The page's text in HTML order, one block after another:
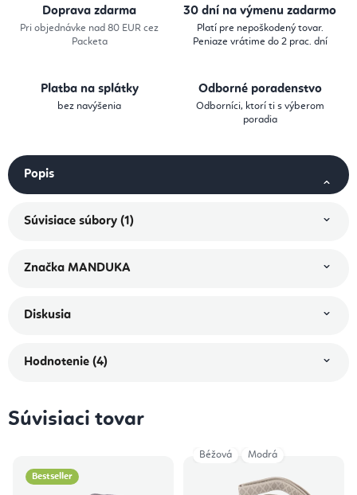
Doprava zdarma
Pri objednávke nad 80 EUR cez
Packeta
30 dní na výmenu zadarmo
Platí pre nepoškodený tovar.
Peniaze vrátime do 2 prac. dní
Platba na splátky
bez navýšenia
Odborné poradenstvo
Odborníci, ktorí ti s výberom
poradia
Popis
Súvisiace súbory (1)
Značka MANDUKA
Diskusia
Hodnotenie (4)
Súvisiaci tovar
Bestseller
Béžová Modrá